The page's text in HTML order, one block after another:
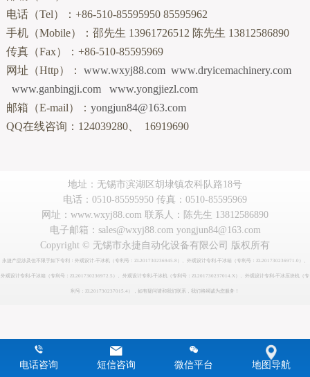
电话（Tel）：+86-510-85595950 85595962
手机（Mobile）：邵先生 13961726512 陈先生 13812586890
传真（Fax）：+86-510-85595969
网址（Http）： www.wxyj88.com www.dryicemachinery.com
www.ganbingji.com
www.yongjiezl.com
邮箱（E-mail）： yongjun84@163.com
QQ在线咨询：124039280、 16919690
地址：无锡市滨湖区胡埭镇农科队路18号
电话：0510-85595950 传真：0510-85595969
网址：www.wxyj88.com 联系人：陈先生 13812586890
电子邮箱：sales@wxyj88.com yongjun84@163.com
Copyright © 无锡市永捷自动化设备有限公司 版权所有
永捷产品涉及但不限于如下专利：外观设计-干冰机（专利号：ZL201730236945.8）、外观设计专利-干冰箱（专利号：ZL201730236971.0）、
外观设计专利-干冰箱（专利号：ZL201730236972.5）、外观设计专利-干冰机（专利号：ZL201730237014.X）、外观设计专利-干冰压块机（专
利号：ZL201730237015.4），如有疑问请和我们联系，我们将竭诚为您服务！
电话咨询 短信咨询 微信平台 地图导航